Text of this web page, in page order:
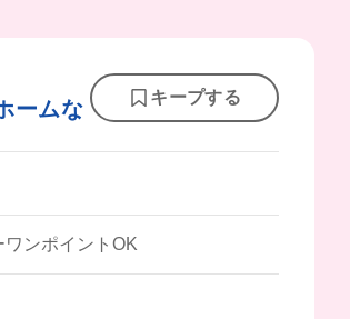
ームな
キープする
ワンポイントOK